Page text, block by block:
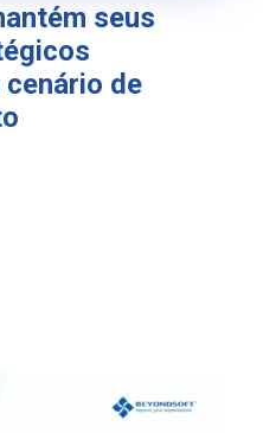
seus
de